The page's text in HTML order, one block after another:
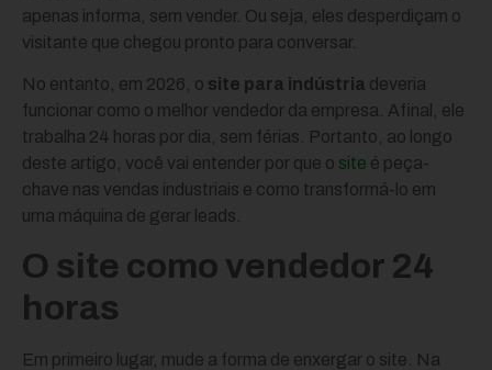
apenas informa, sem vender. Ou seja, eles desperdiçam o
visitante que chegou pronto para conversar.
No entanto, em 2026, o site para indústria deveria
funcionar como o melhor vendedor da empresa. Afinal, ele
trabalha 24 horas por dia, sem férias. Portanto, ao longo
deste artigo, você vai entender por que o site é peça-
chave nas vendas industriais e como transformá-lo em
uma máquina de gerar leads.
O site como vendedor 24
horas
Em primeiro lugar, mude a forma de enxergar o site. Na